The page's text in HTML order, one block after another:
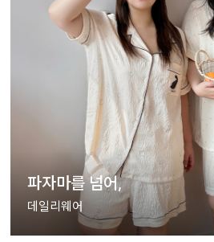
파자마를 넘어,
데일리웨어